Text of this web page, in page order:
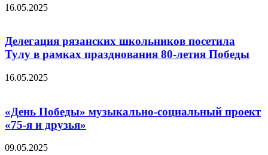
16.05.2025
Делегация рязанских школьников посетила
Тулу в рамках празднования 80-летия Победы
16.05.2025
«День Победы» музыкально-социальный проект
«75-я и друзья»
09.05.2025